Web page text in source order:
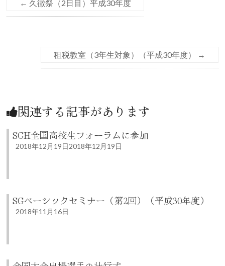
← 久徴祭（2日目）平成30年度
租税教室（3年生対象）（平成30年度） →
関連する記事があります
SGH全国高校生フォーラムに参加
2018年12月19日2018年12月19日
SGベーシックセミナー（第2回）（平成30年度）
2018年11月16日